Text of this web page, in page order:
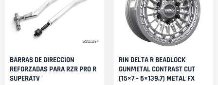
BARRAS DE DIRECCION
REFORZADAS PARA RZR PRO R
SUPERATV
RIN DELTA R BEADLOCK
GUNMETAL CONTRAST CUT
(15×7 – 6×139.7) METAL FX